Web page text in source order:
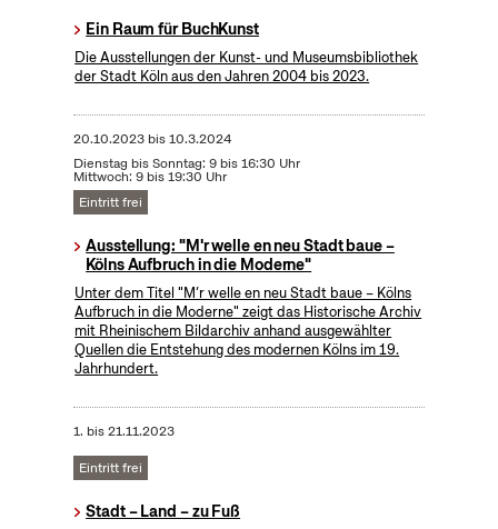
Ein Raum für BuchKunst
Die Ausstellungen der Kunst- und Museumsbibliothek
der Stadt Köln aus den Jahren 2004 bis 2023.
20.10.2023bis10.3.2024
Dienstag bis Sonntag: 9 bis 16:30 Uhr
Mittwoch: 9 bis 19:30 Uhr
Eintritt frei
Ausstellung: "M'r welle en neu Stadt baue –
Kölns Aufbruch in die Moderne"
Unter dem Titel "M’r welle en neu Stadt baue – Kölns
Aufbruch in die Moderne" zeigt das Historische Archiv
mit Rheinischem Bildarchiv anhand ausgewählter
Quellen die Entstehung des modernen Kölns im 19.
Jahrhundert.
1. bis21.11.2023
Eintritt frei
Stadt – Land – zu Fuß